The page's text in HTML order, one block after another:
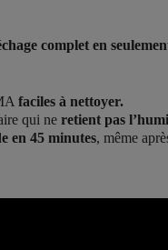
complet en
faciles à nettoyer.
qui ne retient pas
en 45 minutes, même